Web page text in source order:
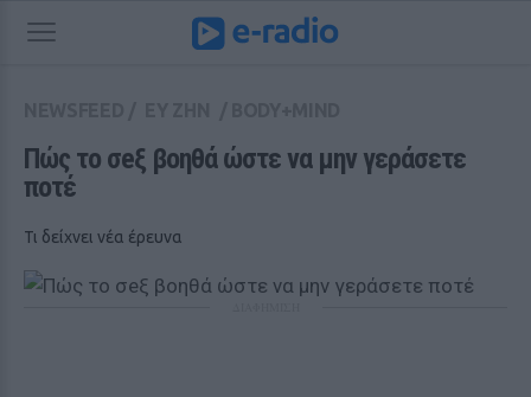
Πώς το σeξ βοηθά ώστε να μην γεράσετε
ποτέ
Τι δείχνει νέα έρευνα